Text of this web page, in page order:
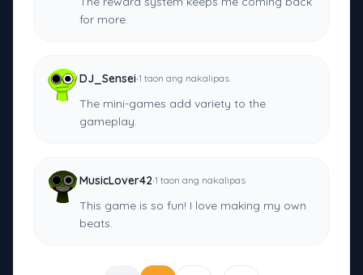
for more.
DJ_Sensei·1 taon ang nakalipas
The mini-games add variety to the
gameplay.
MusicLover42·1 taon ang nakalipas
This game is so fun! I love making my own
beats.